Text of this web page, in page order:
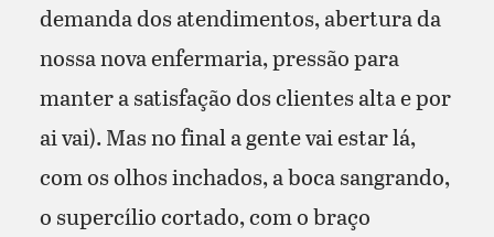
demanda dos atendimentos, abertura da
nossa nova enfermaria, pressão para
manter a satisfação dos clientes alta e por
ai vai). Mas no final a gente vai estar lá,
com os olhos inchados, a boca sangrando,
o supercílio cortado, com o braço